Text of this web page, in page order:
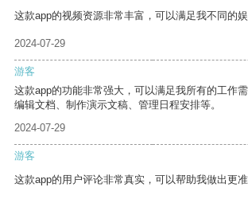
这款app的视频资源非常丰富，可以满足我不同的娱
2024-07-29
游客
这款app的功能非常强大，可以满足我所有的工作
编辑文档、制作演示文稿、管理日程安排等。
2024-07-29
游客
这款app的用户评论非常真实，可以帮助我做出更准